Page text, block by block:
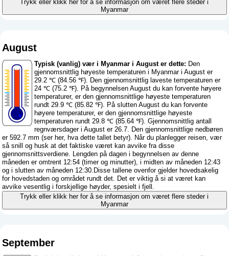
Trykk eller klikk her for å se informasjon om været flere steder i
Myanmar
August
Typisk (vanlig) vær i Myanmar i August er dette: Den
gjennomsnittlig høyeste temperaturen i Myanmar i August er
29.2 ℃ (84.56 ℉). Den gjennomsnittlig laveste temperaturen er
24 ℃ (75.2 ℉). På begynnelsen August du kan forvente høyere
temperaturer, er den gjennomsnittlige høyeste temperaturen
rundt 29.9 ℃ (85.82 ℉). På slutten August du kan forvente
høyere temperaturer, er den gjennomsnittlige høyeste
temperaturen rundt 29.8 ℃ (85.64 ℉). Gjennomsnittlig antall
regnværsdager i August er 26.7. Den gjennomsnittlige nedbøren
er 592.7 mm (ser her, hva dette tallet betyr). Når du planlegger reisen, vær
så snill og husk at det faktiske været kan avvike fra disse
gjennomsnittsverdiene. Lengden på dagen i begynnelsen av denne
måneden er omtrent 12:54 (timer og minutter), i midten av måneden 12:43
og i slutten av måneden 12:30.Disse tallene ovenfor gjelder hovedsakelig
for hovedstaden og området rundt det. Det er viktig å si at været kan
avvike vesentlig i forskjellige høyder, spesielt i fjell.
Trykk eller klikk her for å se informasjon om været flere steder i
Myanmar
September